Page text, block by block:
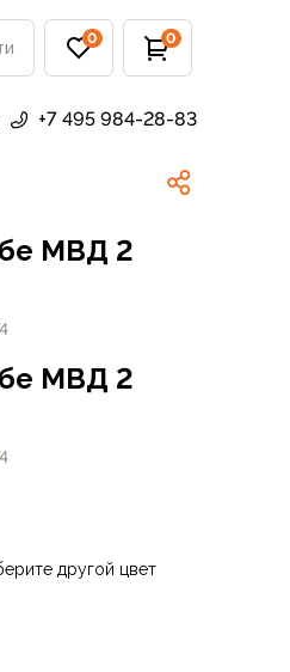
0 0
+7 495 984-28-83
МВД 2
другой цвет
МВД 2